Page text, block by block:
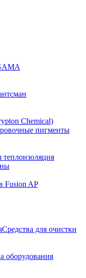
Chemical)
пигменты
Fusion AP
Средства для очистки
оборудования